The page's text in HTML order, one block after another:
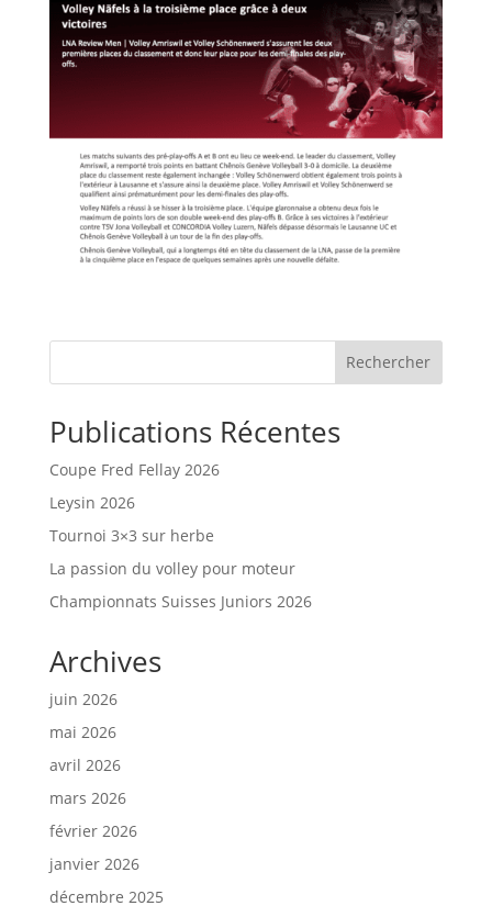
Rechercher
Publications Récentes
Coupe Fred Fellay 2026
Leysin 2026
Tournoi 3×3 sur herbe
La passion du volley pour moteur
Championnats Suisses Juniors 2026
Archives
juin 2026
mai 2026
avril 2026
mars 2026
février 2026
janvier 2026
décembre 2025